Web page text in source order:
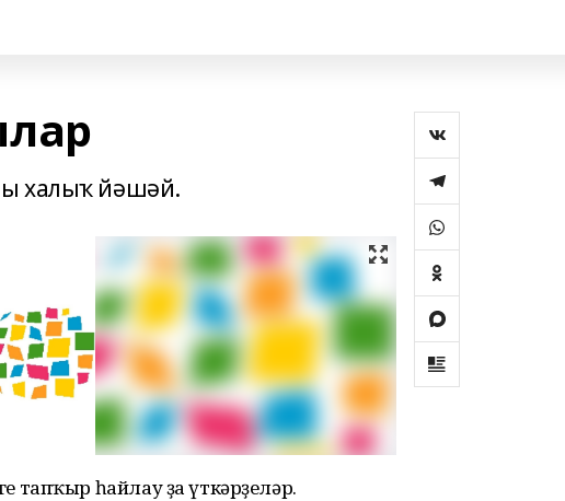
халыҡ йәшәй.
тапҡыр һайлау ҙа үткәрҙеләр.